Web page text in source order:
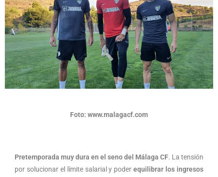
Foto: www.malagacf.com
Pretemporada muy dura en el seno del Málaga CF. La tensión
por solucionar el límite salarial y poderequilibrar los ingresos